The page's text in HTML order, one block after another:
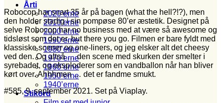
Årti
2020’erne
2010’erne
2000’erne
1990’erne
1980’erne
1970’erne
1960’erne
1950’erne
1940’erne
Stikord
Robocop har snart 35 år på bagen (what the hell?!?), men
den holder stadig i sin pompøse 80’er æstetik. Designet på
selve Robocop har no business med at være så awesome og
tidsløst som det er, but there you go. Filmen er bare fyldt med
klassiske scener og one-liners, og jeg elsker alt det cheesy
ved den. Og altså … den scene med skurken der smelter i
syrebadet, og eksploderer som en vandballon når han bliver
kørt over. Ahhhmen … det er fandme smukt.
#585, 9. september 2021. Set på Viaplay.